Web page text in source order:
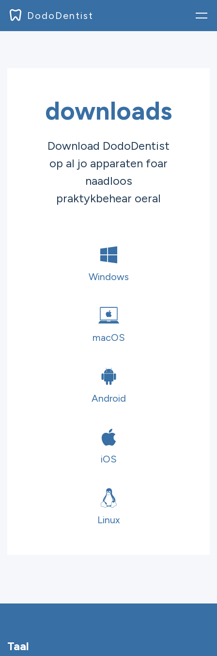
DodoDentist
Ynskriuwe
downloads
Download DodoDentist
op al jo apparaten foar
naadloos
praktykbehear oeral
Windows
macOS
Android
iOS
Linux
Taal